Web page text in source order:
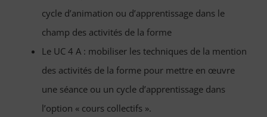
cycle d’animation ou d’apprentissage dans le
champ des activités de la forme
Le UC 4 A : mobiliser les techniques de la mention
des activités de la forme pour mettre en œuvre
une séance ou un cycle d’apprentissage dans
l’option « cours collectifs ».